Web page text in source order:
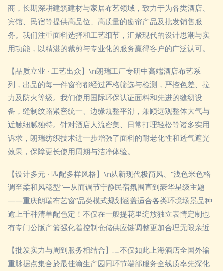
商，长期深耕建筑建材与家居布艺领域，致力于为各类酒店、
宾馆、民宿等提供高品位、高质量的窗帘产品及批发销售服
务。我们注重面料选择和工艺细节，汇聚现代的设计思潮与实
用功能，以精湛的裁剪与专业化的服务赢得客户的广泛认可。
【品质立业 · 工艺出众】\n朗瑞工厂专研中高端酒店布艺系
列，出品的每一件窗帘都经过严格筛选与检测，严控色差、拉
力及防火等级。我们使用国际环保认证面料和先进的缝纫设
备，缝制纹路紧密统一、边缘规整平滑，兼顾远观整体大气与
近触细腻独特。针对酒店人流密集、日常打理轻松等诸多实用
诉求，朗瑞纺织技术进一步增强了面料的耐老化性和透气遮光
效果，保障更长使用周期与洁净体验。
【设计多元 · 匹配多样风格】\n从新现代极简风、“浅色米色格
调至柔和风稳型”—从而调节宁静民宿氛围直到豪华星级主题
——重庆朗瑞布艺窗”品类模式规划涵盖适合各类环境场景品种
逾上千种清单配色定！不仅在一般提花里绽放独立表情定制也
有专门公版产篮强化着控制仓储供应链调整更加合理无限亲近
【批发实力与周到服务相结合】﹏不仅如此上海酒店全国外输
重脉据点集合於最佳渝生产园同环节端部服务全线质率先深化